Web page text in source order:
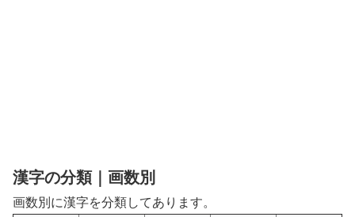
漢字の分類｜画数別
画数別に漢字を分類してあります。